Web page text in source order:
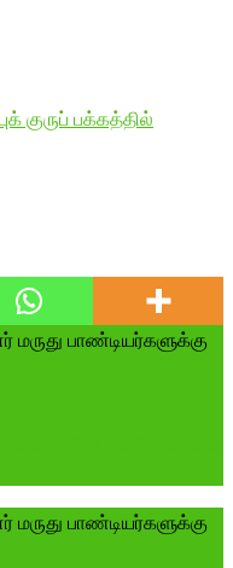
குருப் பக்கத்தில்